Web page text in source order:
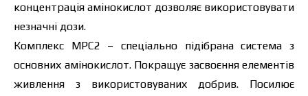
концентрація амінокислот дозволяє використовувати
незначні дози.
Комплекс MPC2 – спеціально підібрана система з
основних амінокислот. Покращує засвоєння елементів
живлення з використовуваних добрив. Посилює